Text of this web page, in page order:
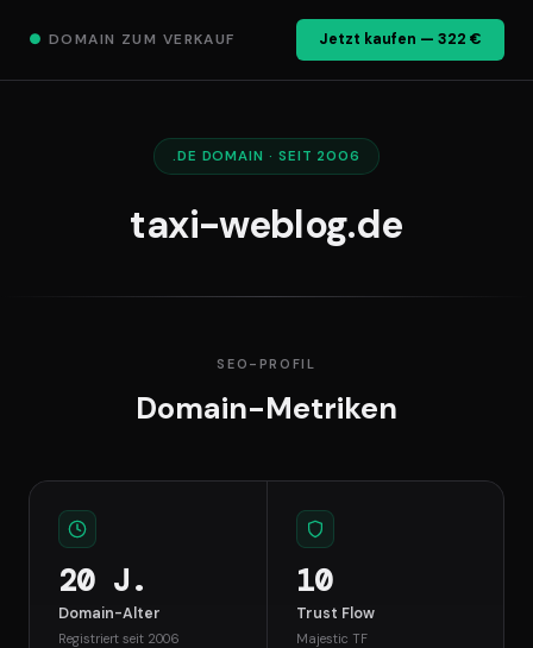
● DOMAIN ZUM VERKAUF Jetzt kaufen — 322 €
.DE DOMAIN · SEIT 2006
taxi-weblog.de
SEO-PROFIL
Domain-Metriken
20 J.
Domain-Alter
Registriert seit 2006
10
Trust Flow
Majestic TF